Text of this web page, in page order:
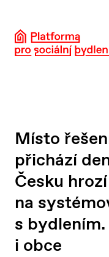
obsah
Místo
přichází
Česku
na
s
i obce